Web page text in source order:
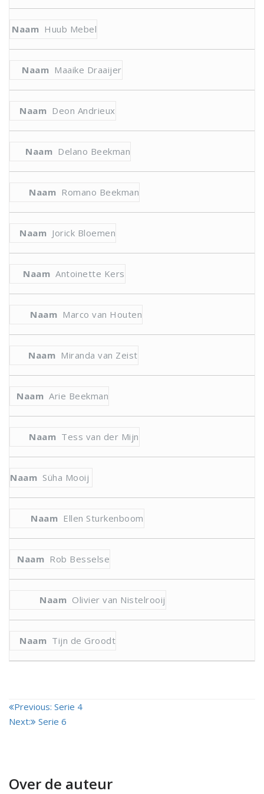
Huub Mebel
Maaike Draaijer
Deon Andrieux
Delano Beekman
Romano Beekman
Jorick Bloemen
Antoinette Kers
Marco van Houten
Miranda van Zeist
Arie Beekman
Tess van der Mijn
Süha Mooij
Ellen Sturkenboom
Rob Besselse
Olivier van Nistelrooij
Tijn de Groodt
Bericht
navigatie
Previous: Serie 4
Next:
Serie 6
Over de auteur